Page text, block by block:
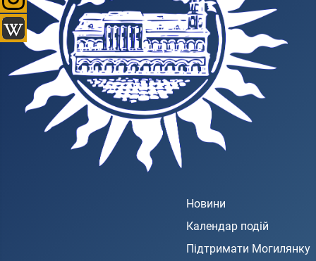
Новини
Календар подій
Підтримати Могилянку